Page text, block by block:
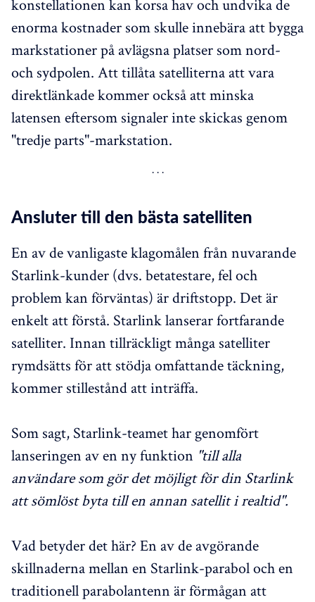
konstellationen kan korsa hav och undvika de
enorma kostnader som skulle innebära att bygga
markstationer på avlägsna platser som nord-
och sydpolen. Att tillåta satelliterna att vara
direktlänkade kommer också att minska
latensen eftersom signaler inte skickas genom
"tredje parts"-markstation.
Ansluter till den bästa satelliten
En av de vanligaste klagomålen från nuvarande
Starlink-kunder (dvs. betatestare, fel och
problem kan förväntas) är driftstopp. Det är
enkelt att förstå. Starlink lanserar fortfarande
satelliter. Innan tillräckligt många satelliter
rymdsätts för att stödja omfattande täckning,
kommer stillestånd att inträffa.
Som sagt, Starlink-teamet har genomfört
lanseringen av en ny funktion "till alla
användare som gör det möjligt för din Starlink
att sömlöst byta till en annan satellit i realtid".
Vad betyder det här? En av de avgörande
skillnaderna mellan en Starlink-parabol och en
traditionell parabolantenn är förmågan att